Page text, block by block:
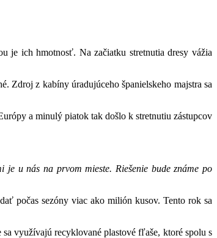
je ich hmotnosť. Na začiatku stretnutia dresy vážia
Zdroj z kabíny úradujúceho španielskeho majstra sa
a minulý piatok tak došlo k stretnutiu zástupcov
je u nás na prvom mieste. Riešenie bude známe po
počas sezóny viac ako milión kusov. Tento rok sa
využívajú recyklované plastové fľaše, ktoré spolu s